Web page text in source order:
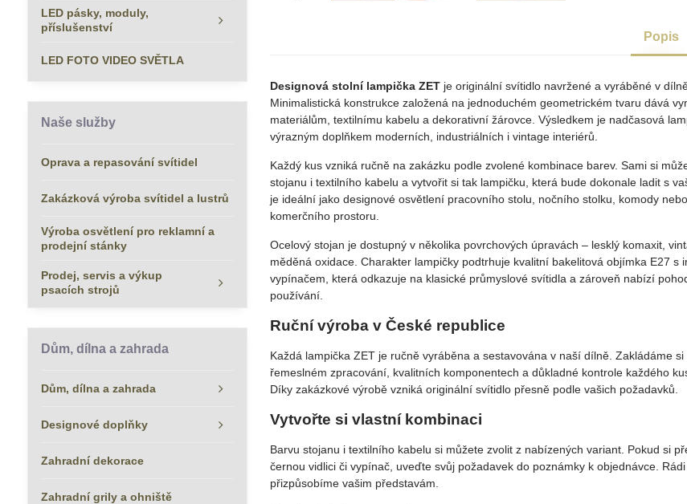
Popis
Designová stolní lampička ZET je originální svítidlo navržené a vyráběné v
Minimalistická konstrukce založená na jednoduchém geometrickém tvaru dává
materiálům, textilnímu kabelu a dekorativní žárovce. Výsledkem je nadčasová
výrazným doplňkem moderních, industriálních i vintage interiérů.
Každý kus vzniká ručně na zakázku podle zvolené kombinace barev. Sami si
stojanu i textilního kabelu a vytvořit si tak lampičku, která bude dokonale ladit s
je ideální jako designové osvětlení pracovního stolu, nočního stolku, komody
komerčního prostoru.
Ocelový stojan je dostupný v několika povrchových úpravách – lesklý komaxit,
měděná oxidace. Charakter lampičky podtrhuje kvalitní bakelitová objímka E27 s
vypínačem, která odkazuje na klasické průmyslové svítidla a zároveň nabízí
používání.
Ruční výroba v České republice
Každá lampička ZET je ručně vyráběna a sestavována v naší dílně. Zakládáme si
řemeslném zpracování, kvalitních komponentech a důkladné kontrole každého
Díky zakázkové výrobě vzniká originální svítidlo přesně podle vašich požadavků.
Vytvořte si vlastní kombinaci
Barvu stojanu i textilního kabelu si můžete zvolit z nabízených variant. Pokud si
černou vidlici či vypínač, uveďte svůj požadavek do poznámky k objednávce.
přizpůsobíme vašim představám.
LED pásky, moduly,
příslušenství
LED FOTO VIDEO SVĚTLA
Naše služby
Oprava a repasování svítidel
Zakázková výroba svítidel a lustrů
Výroba osvětlení pro reklamní a
prodejní stánky
Prodej, servis a výkup
psacích strojů
Dům, dílna a zahrada
Dům, dílna a zahrada
Designové doplňky
Zahradní dekorace
Zahradní grily a ohniště